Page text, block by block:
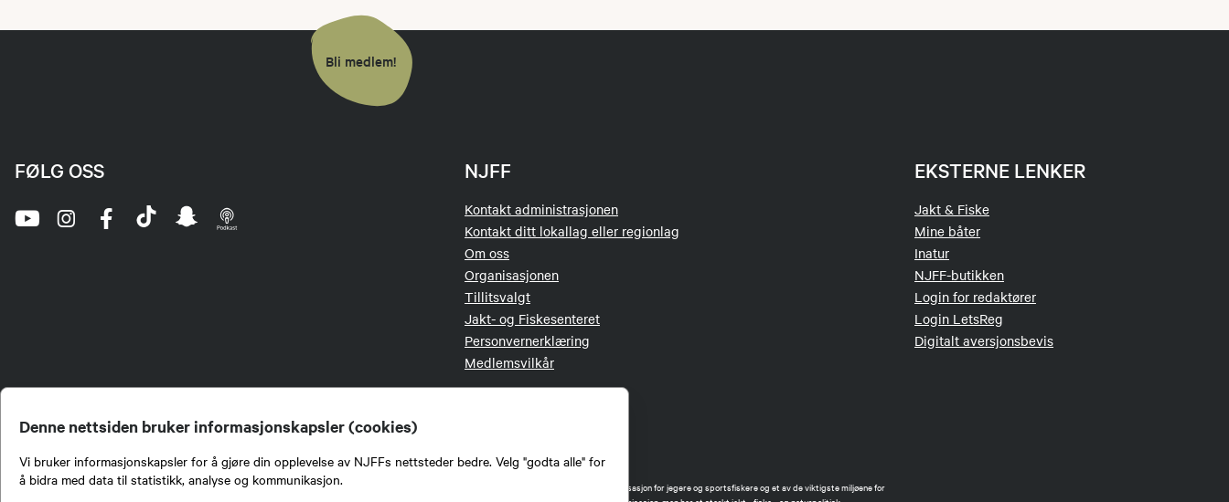
Denne nettsiden bruker informasjonskapsler (cookies)
Vi bruker informasjonskapsler for å gjøre din opplevelse av NJFFs nettsteder bedre. Velg "godta alle" for
å bidra med data til statistikk, analyse og kommunikasjon.
Bli medlem!
NJFF
Kontakt administrasjonen
Kontakt ditt lokallag eller regionlag
Om oss
Organisasjonen
Tillitsvalgt
Jakt- og Fiskesenteret
Personvernerklæring
Medlemsvilkår
EKSTERNE LENKER
Jakt & Fiske
Mine båter
Inatur
NJFF-butikken
Login for redaktører
Login LetsReg
Digitalt aversjonsbevis
FØLG OSS
Norges Jeger- og Fiskerforbund (NJFF) er landets eneste landsdekkende organisasjon for jegere og sportsfiskere og et av de viktigste miljøene for